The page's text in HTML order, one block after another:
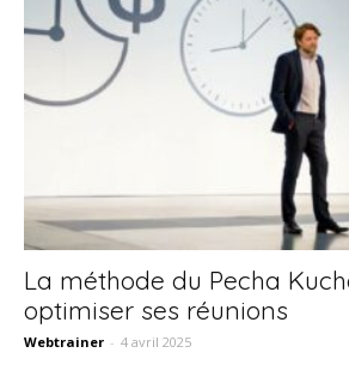
La méthode du Pecha
optimiser ses réunions
Webtrainer - 4 avril 2025